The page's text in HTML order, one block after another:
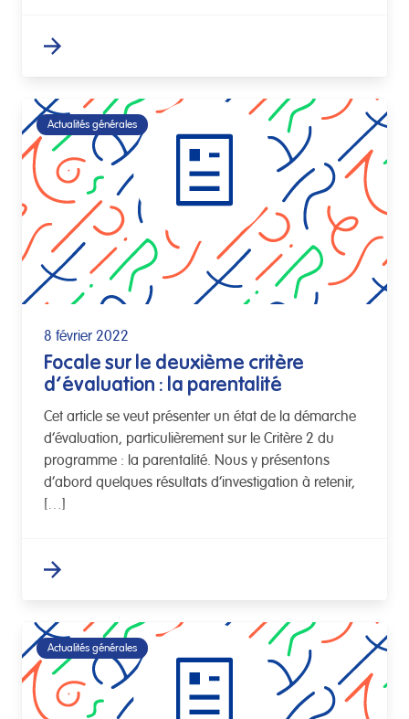
Actualités générales
8 février 2022
Focale sur le deuxième critère
d’évaluation : la parentalité
Cet article se veut présenter un état de la démarche
d’évaluation, particulièrement sur le Critère 2 du
programme : la parentalité. Nous y présentons
d’abord quelques résultats d’investigation à retenir,
[…]
Actualités générales